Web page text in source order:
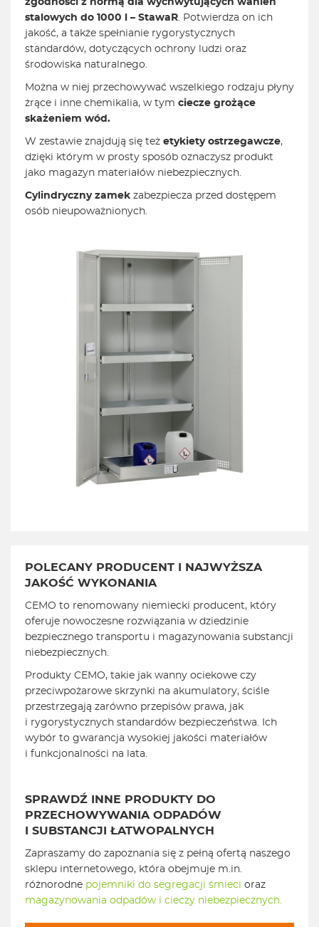
zgodności z normą dla wychwytujących wanien
stalowych do 1000 l – StawaR. Potwierdza on ich
jakość, a także spełnianie rygorystycznych
standardów, dotyczących ochrony ludzi oraz
środowiska naturalnego.
Można w niej przechowywać wszelkiego rodzaju płyny
żrące i inne chemikalia, w tym ciecze grożące
skażeniem wód.
W zestawie znajdują się też etykiety ostrzegawcze,
dzięki którym w prosty sposób oznaczysz produkt
jako magazyn materiałów niebezpiecznych.
Cylindryczny zamek zabezpiecza przed dostępem
osób nieupoważnionych.
POLECANY PRODUCENT I NAJWYŻSZA
JAKOŚĆ WYKONANIA
CEMO to renomowany niemiecki producent, który
oferuje nowoczesne rozwiązania w dziedzinie
bezpiecznego transportu i magazynowania substancji
niebezpiecznych.
Produkty CEMO, takie jak wanny ociekowe czy
przeciwpożarowe skrzynki na akumulatory, ściśle
przestrzegają zarówno przepisów prawa, jak
i rygorystycznych standardów bezpieczeństwa. Ich
wybór to gwarancja wysokiej jakości materiałów
i funkcjonalności na lata.
SPRAWDŹ INNE PRODUKTY DO
PRZECHOWYWANIA ODPADÓW
I SUBSTANCJI ŁATWOPALNYCH
Zapraszamy do zapoznania się z pełną ofertą naszego
sklepu internetowego, która obejmuje m.in.
różnorodne pojemniki do segregacji śmieci oraz
magazynowania odpadów i cieczy niebezpiecznych.